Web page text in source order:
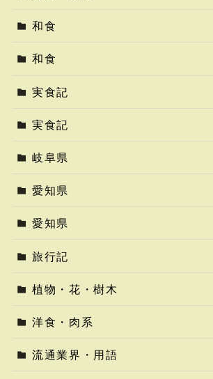
和食
和食
実食記
実食記
岐阜県
愛知県
愛知県
旅行記
植物・花・樹木
洋食・肉系
流通業界・用語